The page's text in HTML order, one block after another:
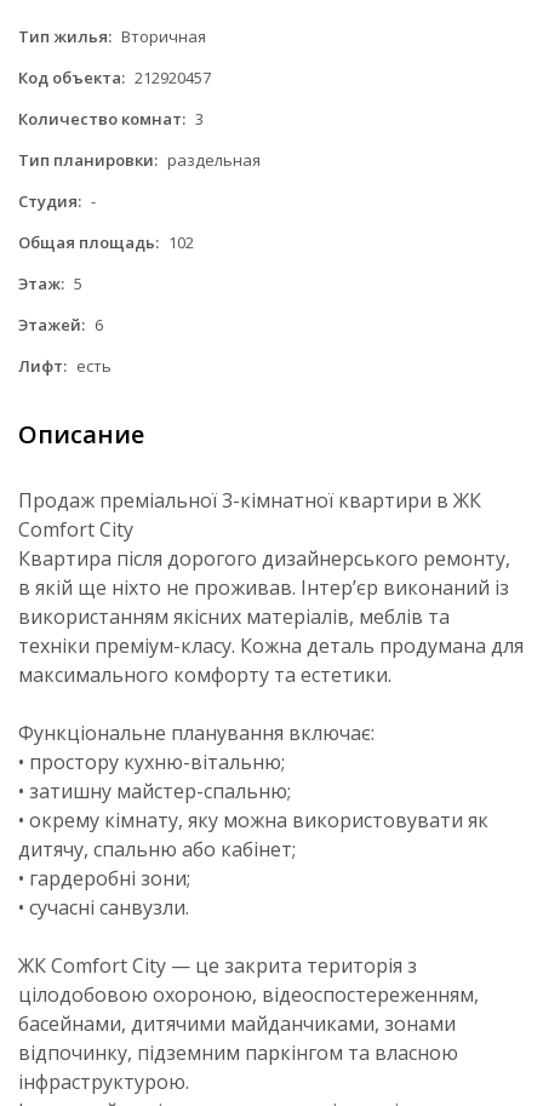
Тип жилья: Вторичная
Код объекта: 212920457
Количество комнат: 3
Тип планировки: раздельная
Студия: -
Общая площадь: 102
Этаж: 5
Этажей: 6
Лифт: есть
Описание
Продаж преміальної 3-кімнатної квартири в ЖК
Comfort City
Квартира після дорогого дизайнерського ремонту,
в якій ще ніхто не проживав. Інтер’єр виконаний із
використанням якісних матеріалів, меблів та
техніки преміум-класу. Кожна деталь продумана для
максимального комфорту та естетики.
Функціональне планування включає:
• простору кухню-вітальню;
• затишну майстер-спальню;
• окрему кімнату, яку можна використовувати як
дитячу, спальню або кабінет;
• гардеробні зони;
• сучасні санвузли.
ЖК Comfort City — це закрита територія з
цілодобовою охороною, відеоспостереженням,
басейнами, дитячими майданчиками, зонами
відпочинку, підземним паркінгом та власною
інфраструктурою.